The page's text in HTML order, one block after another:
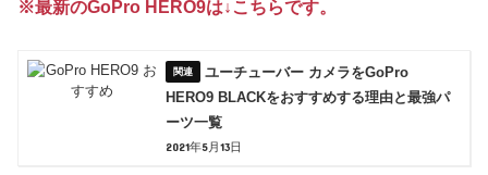
※最新のGoPro HERO9は↓こちらです。
ユーチューバー カメラをGoPro
HERO9 BLACKをおすすめする理由と最強パ
ーツ一覧
2021年5月13日